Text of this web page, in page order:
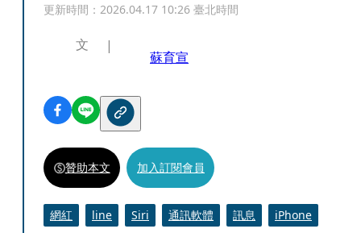
更新時間： 2026.04.17 10:26 臺北時間
文
蘇育宣
贊助本文 加入訂閱會員
網紅 line Siri 通訊軟體 訊息 iPhone